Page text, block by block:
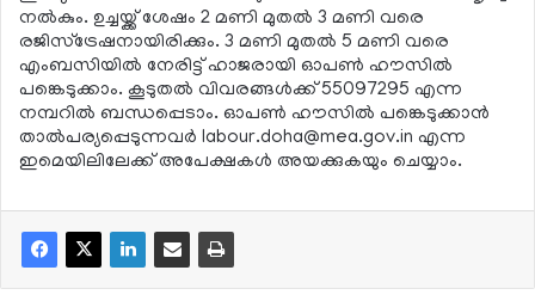
നല്‍കും. ഉച്ചയ്ക്ക് ശേഷം 2 മണി മുതല്‍ 3 മണി വരെ
രജിസ്ട്രേഷനായിരിക്കും. 3 മണി മുതല്‍ 5 മണി വരെ
എംബസിയില്‍ നേരിട്ട് ഹാജരായി ഓപണ്‍ ഹൗസില്‍
പങ്കെടുക്കാം. കൂടുതല്‍ വിവരങ്ങള്‍ക്ക് 55097295 എന്ന
നമ്പറില്‍ ബന്ധപ്പെടാം. ഓപണ്‍ ഹൗസില്‍ പങ്കെടുക്കാന്‍
താല്‍പര്യപ്പെടുന്നവര്‍ labour.doha@mea.gov.in എന്ന
ഇമെയിലിലേക്ക് അപേക്ഷകള്‍ അയക്കുകയും ചെയ്യാം.